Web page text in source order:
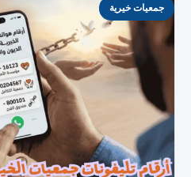
جمعيات خيرية